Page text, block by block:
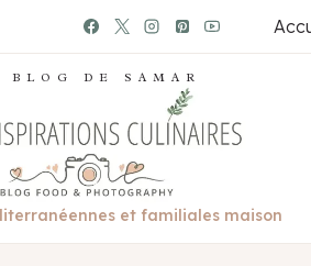
BLOG DE SAMAR
et familiales maison